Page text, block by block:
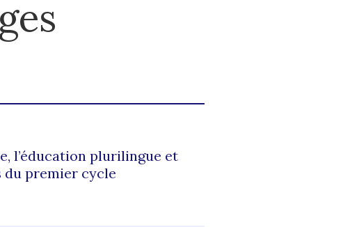
l’éducation plurilingue et
du premier cycle